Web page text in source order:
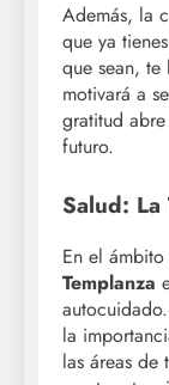
Además, la
que ya
que sean,
motivará a
gratitud
futuro.
Salud: La
En el
Templanza
la
las áreas de